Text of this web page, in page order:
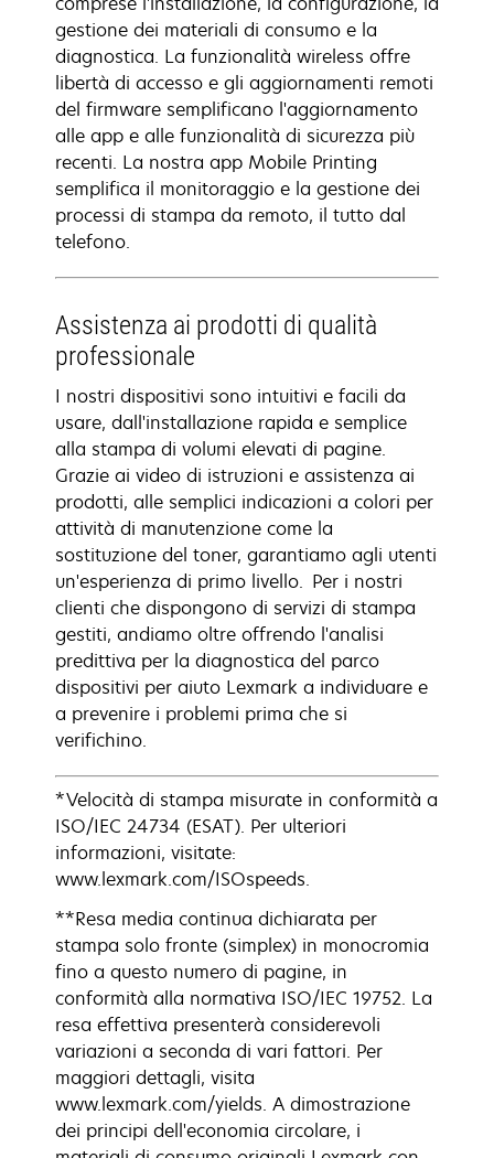
gestione dei materiali di consumo e la
diagnostica. La funzionalità wireless offre
libertà di accesso e gli aggiornamenti remoti
del firmware semplificano l'aggiornamento
alle app e alle funzionalità di sicurezza più
recenti. La nostra app Mobile Printing
semplifica il monitoraggio e la gestione dei
processi di stampa da remoto, il tutto dal
telefono.
Assistenza ai prodotti di qualità
professionale
I nostri dispositivi sono intuitivi e facili da
usare, dall'installazione rapida e semplice
alla stampa di volumi elevati di pagine.
Grazie ai video di istruzioni e assistenza ai
prodotti, alle semplici indicazioni a colori per
attività di manutenzione come la
sostituzione del toner, garantiamo agli utenti
un'esperienza di primo livello. Per i nostri
clienti che dispongono di servizi di stampa
gestiti, andiamo oltre offrendo l'analisi
predittiva per la diagnostica del parco
dispositivi per aiuto Lexmark a individuare e
a prevenire i problemi prima che si
verifichino.
*Velocità di stampa misurate in conformità a
ISO/IEC 24734 (ESAT). Per ulteriori
informazioni, visitate:
www.lexmark.com/ISOspeeds.
**Resa media continua dichiarata per
stampa solo fronte (simplex) in monocromia
fino a questo numero di pagine, in
conformità alla normativa ISO/IEC 19752. La
resa effettiva presenterà considerevoli
variazioni a seconda di vari fattori. Per
maggiori dettagli, visita
www.lexmark.com/yields. A dimostrazione
dei principi dell'economia circolare, i